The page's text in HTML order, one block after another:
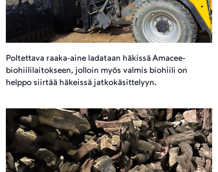
Poltettava raaka-aine ladataan häkissä Amacee-
biohiililaitokseen, jolloin myös valmis biohiili on
helppo siirtää häkeissä jatkokäsittelyyn.